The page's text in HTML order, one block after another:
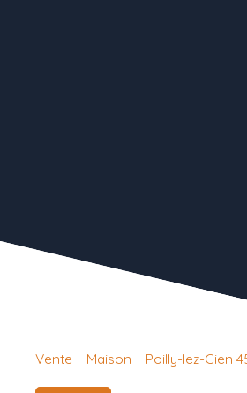
Vente Maison Poilly-lez-Gien